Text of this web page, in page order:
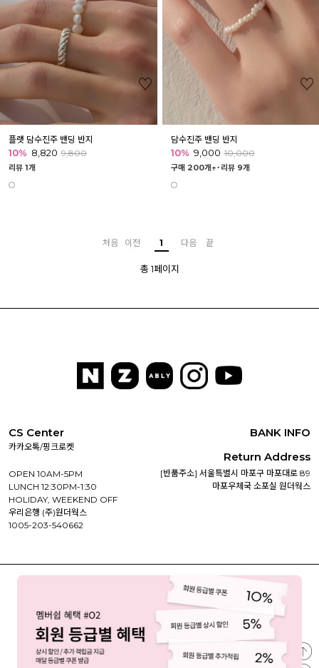
플랫 담수진주 밴딩 반지
10% 8,820 9,800
리뷰 1개
담수진주 밴딩 반지
10% 9,000 10,000
구매 200개↑˙ 리뷰 9개
처음 이전 1 다음 끝
총 1페이지
CS Center
카카오톡/핑크로켓
OPEN 10AM-5PM
LUNCH 12:30PM-1:30
HOLIDAY, WEEKEND OFF
우리은행 (주)원더웍스
1005-203-540662
BANK INFO
Return Address
[반품주소] 서울특별시 마포구 마포대로 89
마포우체국 소포실 원더웍스
개인정보처리방침 PC버전
상정명:주식회사 원더웍스 | 대표:유지영,김성수 | 고객센터 : 카카오톡(핑크로켓)
주소:서울시 서대문구 연희맛로1, 4층(카이앤루이BD)
사업자등록번호:340-81-01018 |
통신판매번호:제2023-서울서대문-0640 호